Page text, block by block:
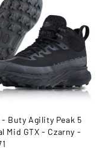
- Buty Agility Peak 5
Mid GTX - Czarny -